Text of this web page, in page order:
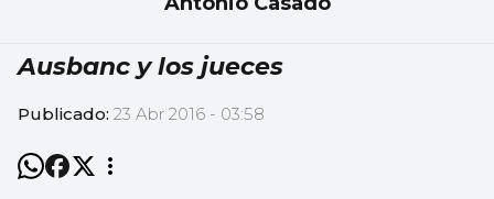
Ausbanc y los jueces
Publicado: 23 Abr 2016 - 03:58